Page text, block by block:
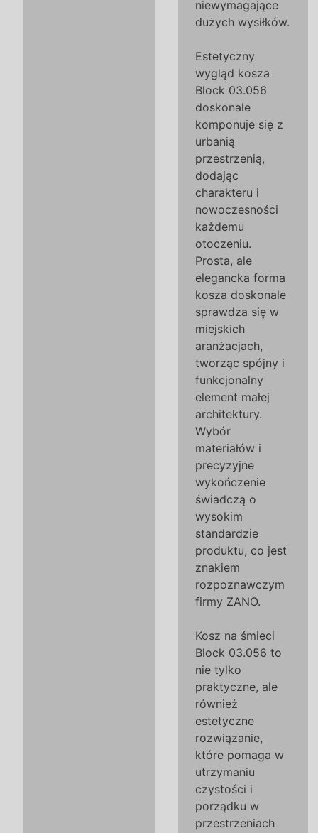
niewymagające
dużych wysiłków.
Estetyczny
wygląd kosza
Block 03.056
doskonale
komponuje się z
urbanią
przestrzenią,
dodając
charakteru i
nowoczesności
każdemu
otoczeniu.
Prosta, ale
elegancka forma
kosza doskonale
sprawdza się w
miejskich
aranżacjach,
tworząc spójny i
funkcjonalny
element małej
architektury.
Wybór
materiałów i
precyzyjne
wykończenie
świadczą o
wysokim
standardzie
produktu, co jest
znakiem
rozpoznawczym
firmy ZANO.
Kosz na śmieci
Block 03.056 to
nie tylko
praktyczne, ale
również
estetyczne
rozwiązanie,
które pomaga w
utrzymaniu
czystości i
porządku w
przestrzeniach